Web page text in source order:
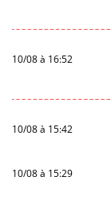
10/08 à 16:52
10/08 à 15:42
10/08 à 15:29